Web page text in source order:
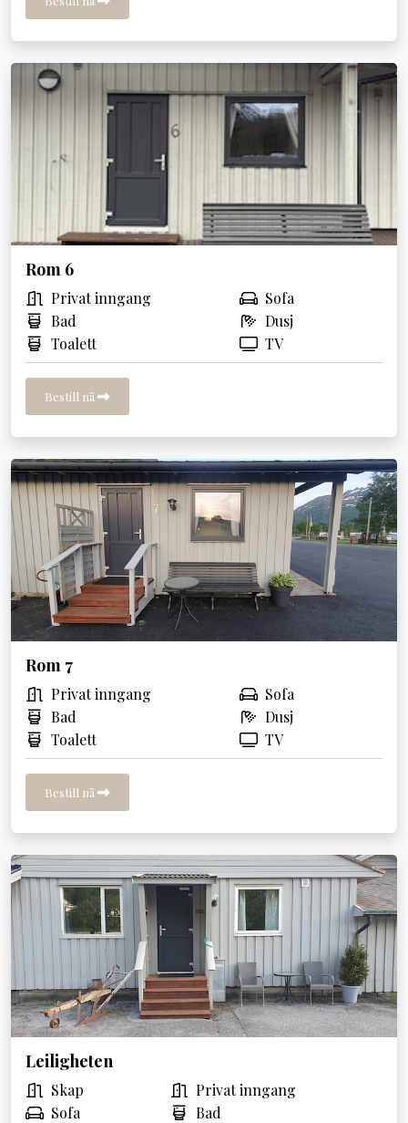
Rom 6
Privat inngang
Sofa
Bad
Dusj
Toalett
TV
Bestill nå
Rom 7
Privat inngang
Sofa
Bad
Dusj
Toalett
TV
Bestill nå
Leiligheten
Skap
Privat inngang
Sofa
Bad